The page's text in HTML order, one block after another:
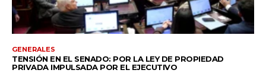
GENERALES
TENSIÓN EN EL SENADO: POR LA LEY DE PROPIEDAD
PRIVADA IMPULSADA POR EL EJECUTIVO